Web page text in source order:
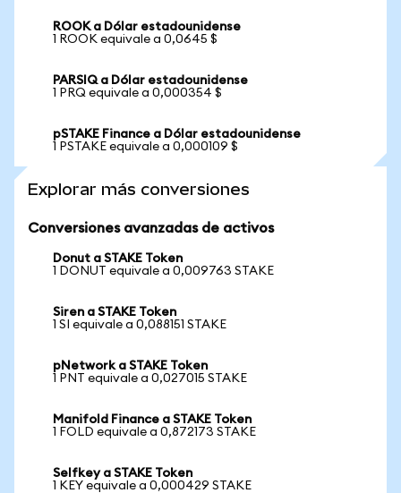
ROOK a Dólar estadounidense
1 ROOK equivale a 0,0645 $
PARSIQ a Dólar estadounidense
1 PRQ equivale a 0,000354 $
pSTAKE Finance a Dólar estadounidense
1 PSTAKE equivale a 0,000109 $
Explorar más conversiones
Conversiones avanzadas de activos
Donut a STAKE Token
1 DONUT equivale a 0,009763 STAKE
Siren a STAKE Token
1 SI equivale a 0,088151 STAKE
pNetwork a STAKE Token
1 PNT equivale a 0,027015 STAKE
Manifold Finance a STAKE Token
1 FOLD equivale a 0,872173 STAKE
Selfkey a STAKE Token
1 KEY equivale a 0,000429 STAKE